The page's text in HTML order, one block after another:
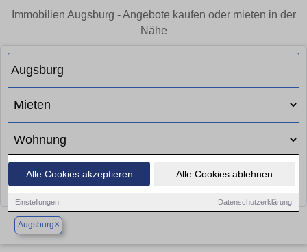
Alle Cookies akzeptieren Alle Cookies ablehnen
Einstellungen Datenschutzerklärung
Immobilien Augsburg - Angebote kaufen oder mieten in der
Nähe
Suchen
Augsburg×